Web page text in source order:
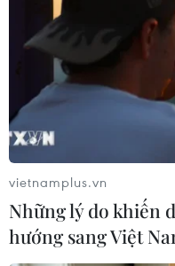
NATO ưu tiên đẩy
phòng không cho
Liên hợp quốc:
đẫm máu nhất
Tổng
huy tại mặt trận
vietnamplus.vn
Những lý do khiến
hướng sang Việt